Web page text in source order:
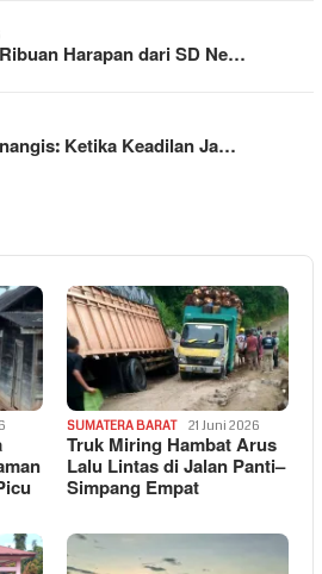
Harapan dari SD Ne…
Ketika Keadilan Ja…
SUMATERA BARAT 21 Juni 2026
Truk Miring Hambat Arus
Lalu Lintas di Jalan Panti–
Simpang Empat